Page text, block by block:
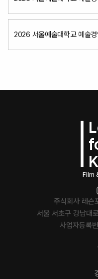
2026 서울예술대학교 예술경
Film
주식회사 레슨
서울 서초구 강남
사업자등